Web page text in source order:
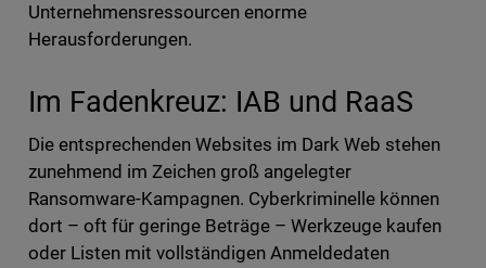
Unternehmensressourcen enorme
Herausforderungen.
Im Fadenkreuz: IAB und RaaS
Die entsprechenden Websites im Dark Web stehen
zunehmend im Zeichen groß angelegter
Ransomware-Kampagnen. Cyberkriminelle können
dort – oft für geringe Beträge – Werkzeuge kaufen
oder Listen mit vollständigen Anmeldedaten